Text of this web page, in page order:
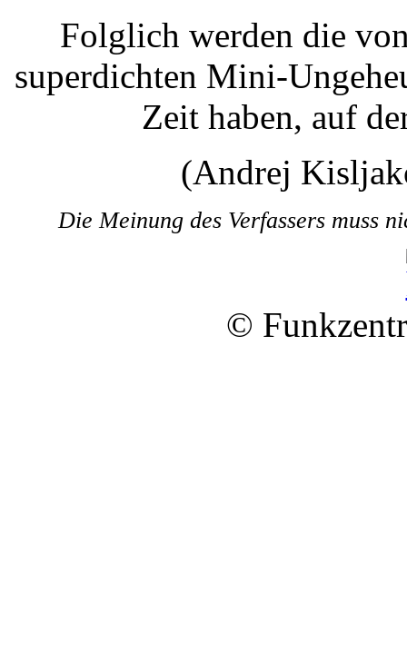
Folglich werden die
superdichten Mini-
Zeit haben, auf
(Andrej
Die Meinung des Verfassers muss
©